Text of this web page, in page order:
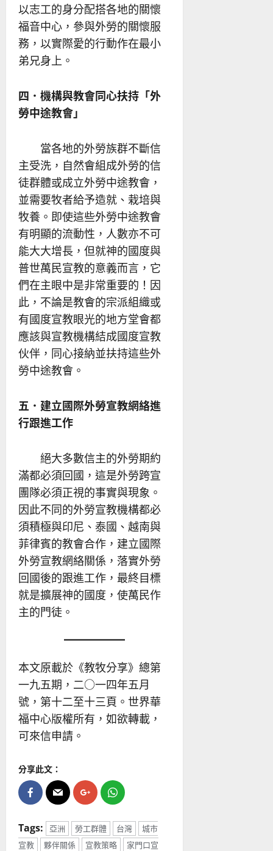
以志工的身分配搭各地的關懷
福音中心，參與外勞的關懷服
務，以實際愛的行動作在最小
弟兄身上。
四．機構與教會同心扶持「外
勞中途教會」
當各地的外勞族群不斷信
主受洗，自然會組成外勞的信
徒群體或成立外勞中途教會，
並需要牧者給予造就、栽培與
牧養。即使這些外勞中途教會
有明顯的流動性，人數亦不可
能大大增長，但就神的國度與
普世萬民宣教的意義而言，它
們在主眼中是非常重要的！因
此，不論是教會的宗派組織或
有國度宣教眼光的地方堂會都
應該與宣教機構結成國度宣教
伙伴，同心接納並扶持這些外
勞中途教會。
五．建立國際外勞宣教網絡進
行跟進工作
絕大多數信主的外勞期約
滿都必須回國，這是外勞跨宣
團隊必須正視的事實與現象。
因此不同的外勞宣教機構都必
須積極與印尼、泰國、越南與
菲律賓的教會合作，建立國際
外勞宣教網絡關係，落實外勞
回國後的跟進工作，最終目標
就是擴展神的國度，使萬民作
主的門徒。
本文原載於《教牧分享》總第
一九五期，二○一四年五月
號，第十二至十三頁。世界華
福中心版權所有，如欲轉載，
可來信申請。
分享此文：
Tags: 亞洲 勞工群體 台灣
城市
宣教
夥伴關係 宣教策略
家門口宣